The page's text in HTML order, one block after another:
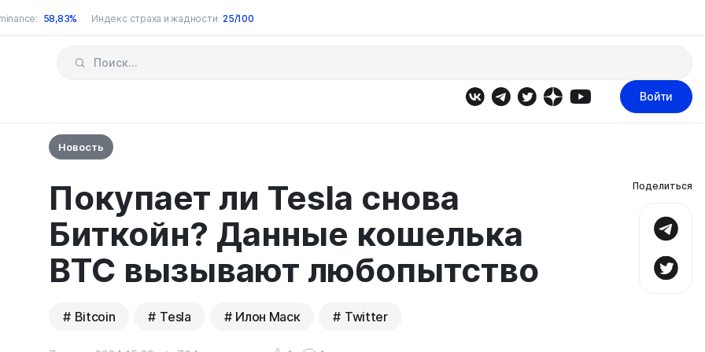
58,83% Индекс страха и жадности 25/100
Войти
Новость
Покупает ли Tesla снова
Биткойн? Данные кошелька
BTC вызывают любопытство
Bitcoin Tesla Илон Маск Twitter
Поделиться